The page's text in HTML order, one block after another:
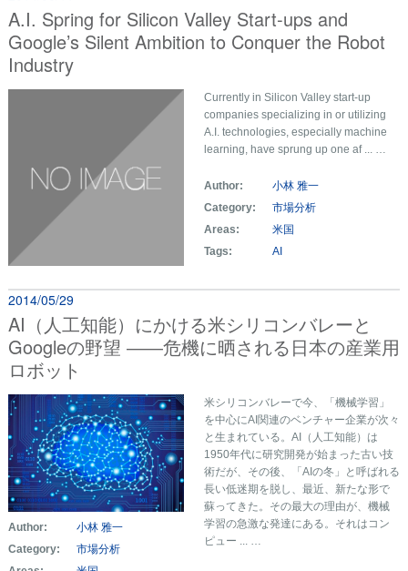
A.I. Spring for Silicon Valley Start-ups and
Google’s Silent Ambition to Conquer the Robot
Industry
Currently in Silicon Valley start-up
companies specializing in or utilizing
A.I. technologies, especially machine
learning, have sprung up one af ... …
Author:
小林 雅一
Category:
市場分析
Areas:
米国
Tags:
AI
2014/05/29
AI（人工知能）にかける米シリコンバレーと
Googleの野望 ――危機に晒される日本の産業用
ロボット
米シリコンバレーで今、「機械学習」
を中心にAI関連のベンチャー企業が次々
と生まれている。AI（人工知能）は
1950年代に研究開発が始まった古い技
術だが、その後、「AIの冬」と呼ばれる
長い低迷期を脱し、最近、新たな形で
蘇ってきた。その最大の理由が、機械
学習の急激な発達にある。それはコン
ピュー ... …
Author:
小林 雅一
Category:
市場分析